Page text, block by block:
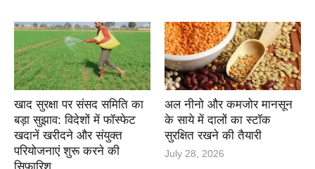
खाद सुरक्षा पर संसद समिति का
बड़ा सुझाव: विदेशों में फॉस्फेट
खदानें खरीदने और संयुक्त
परियोजनाएं शुरू करने की
अल नीनो और कमजोर मानसून
के साये में दालों का स्टॉक
सुरक्षित रखने की तैयारी
July 28, 2026